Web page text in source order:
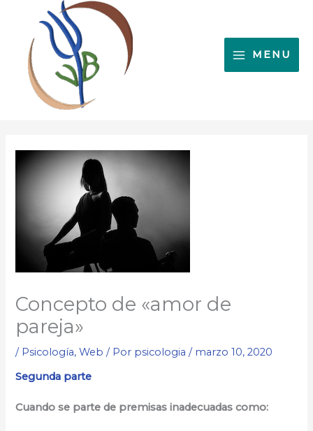
contenido
MENU
Concepto de «amor de
pareja»
/ Psicología,Web / Por psicologia/ marzo 10, 2020
Segunda parte
Cuando se parte de premisas inadecuadas como: